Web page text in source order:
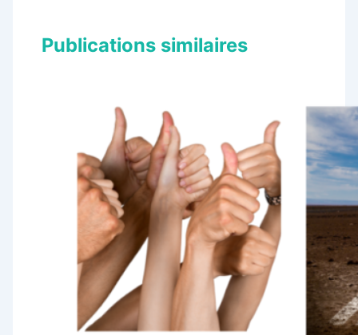
Publications similaires